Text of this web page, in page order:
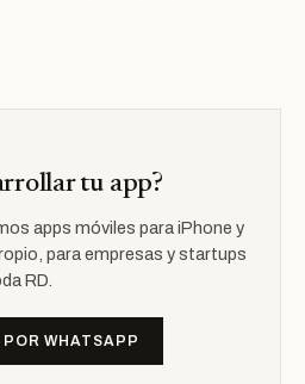
tu app?
apps móviles para iPhone y
para empresas y startups
RD.
WHATSAPP